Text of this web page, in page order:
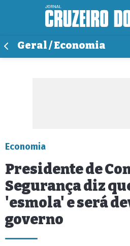
Geral / Economia
Economia
Presidente de
Segurança diz
'esmola' e será
governo